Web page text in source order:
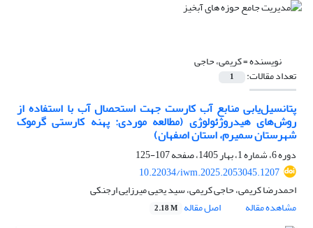
نویسنده =کریمی، حاجی
تعداد مقالات: 1
پتانسیل‌یابی منابع آب کارست جهت استحصال آب با استفاده از
روش‌های هیدروژئولوژی (مطالعه موردی: پهنه کارستی گرموک
شهرستان سمیرم، استان اصفهان)
دوره 6، شماره 1، بهار 1405، صفحه
107-125
10.22034/iwm.2025.2053045.1207
احمدرضا کریمی، حاجی کریمی، سید یحیی میرزایی ارجنکی
مشاهده مقاله
اصل مقاله 2.18 M